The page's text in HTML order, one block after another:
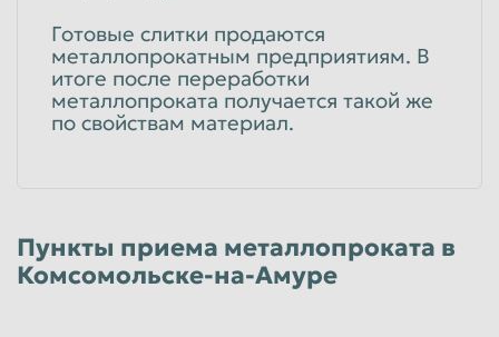
Готовые слитки продаются
металлопрокатным предприятиям. В
итоге после переработки
металлопроката получается такой же
по свойствам материал.
Пункты приема металлопроката в
Комсомольске-на-Амуре